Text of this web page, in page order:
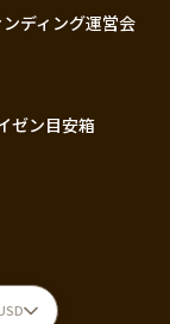
ディング運営会
ゼン目安箱